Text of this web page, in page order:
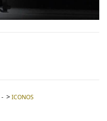
- ICONOS